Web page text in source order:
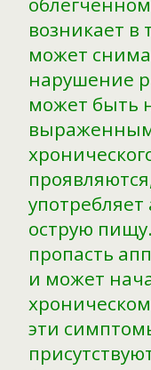
возникает в
может
нарушение
может быть
острую
пропасть
и может
эти